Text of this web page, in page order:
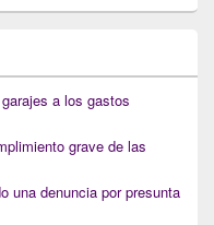
a los gastos
grave de las
una denuncia por presunta